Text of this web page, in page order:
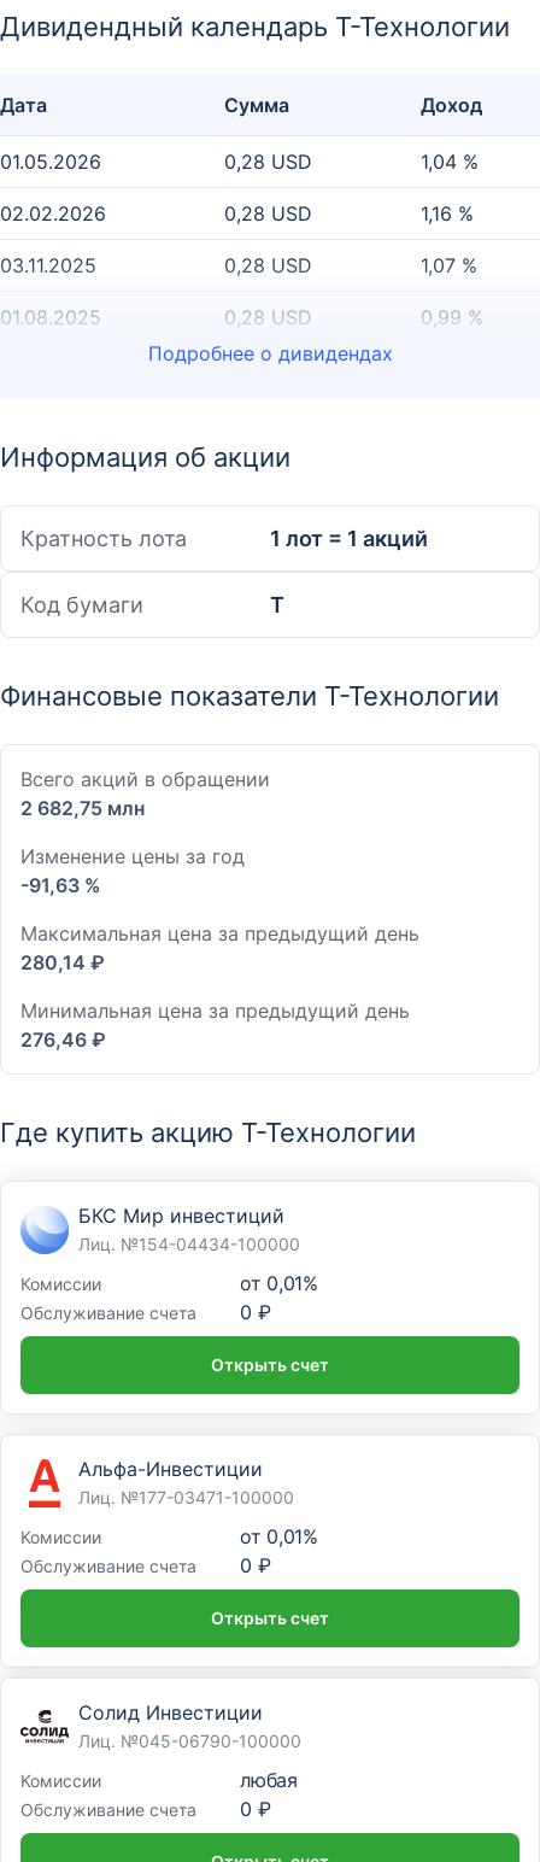
Дивидендный календарь Т-Технологии
Дата Сумма Доход
01.05.2026 0,28 USD 1,04 %
02.02.2026 0,28 USD 1,16 %
03.11.2025 0,28 USD 1,07 %
01.08.2025 0,28 USD
0,99 %
Подробнее о дивидендах
Информация об акции
Кратность лота 1 лот = 1 акций
Код бумаги T
Финансовые показатели Т-Технологии
Всего акций в обращении
2 682,75 млн
Изменение цены за год
-91,63 %
Максимальная цена за предыдущий день
280,14 ₽
Минимальная цена за предыдущий день
276,46 ₽
Где купить акцию Т-Технологии
БКС Мир инвестиций
Лиц. №154-04434-100000
Комиссии
от 0,01%
Обслуживание счета 0 ₽
Открыть счет
Альфа-Инвестиции
Лиц. №177-03471-100000
Комиссии
от 0,01%
Обслуживание счета 0 ₽
Открыть счет
Солид Инвестиции
Лиц. №045-06790-100000
Комиссии
любая
Обслуживание счета 0 ₽